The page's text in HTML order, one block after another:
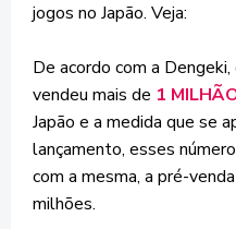
jogos no Japão. Veja:
De acordo com a
vendeu mais de 1
Japão e a medida que se
lançamento, esses
com a mesma, a pré-
milhões.